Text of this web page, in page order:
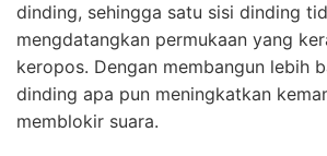
dinding, sehingga satu sisi dinding
mengdatangkan permukaan yang
keropos. Dengan membangun lebih
dinding apa pun meningkatkan
memblokir suara.